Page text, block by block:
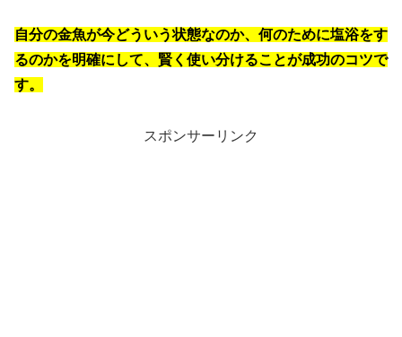
自分の金魚が今どういう状態なのか、何のために塩浴をす
るのかを明確にして、賢く使い分けることが成功のコツで
す。
スポンサーリンク